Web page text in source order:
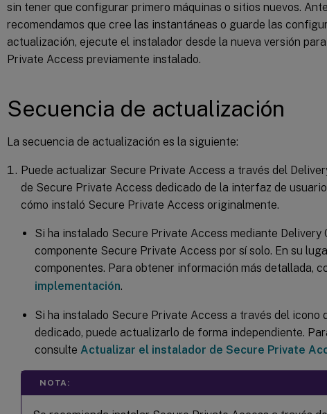
sin tener que configurar primero máquinas o sitios nuevos.
recomendamos que cree las instantáneas o guarde las
actualización, ejecute el instalador desde la nueva versión
Private Access previamente instalado.
Secuencia de actualización
La secuencia de actualización es la siguiente:
Puede actualizar Secure Private Access a través del
de Secure Private Access dedicado de la interfaz de
cómo instaló Secure Private Access originalmente.
Si ha instalado Secure Private Access mediante Delivery
componente Secure Private Access por sí solo. En su
componentes. Para obtener información más detallada,
implementación.
Si ha instalado Secure Private Access a través del icono
dedicado, puede actualizarlo de forma independiente.
consulte Actualizar el instalador de Secure Private
NOTA: